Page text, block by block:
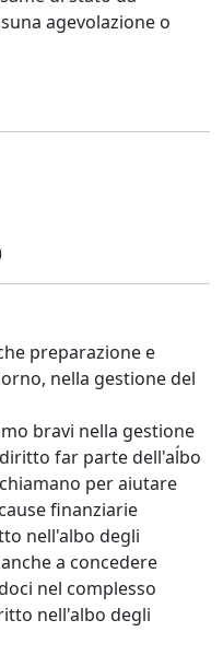
agevolazione o
preparazione e
nella gestione del
bravi nella gestione
far parte dell'aĺbo
per aiutare
finanziarie
nell'albo degli
a concedere
nel complesso
nell'albo degli